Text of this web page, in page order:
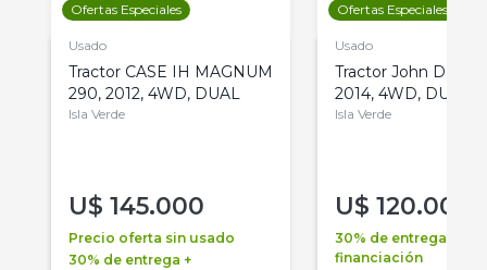
Ofertas Especiales
Usado
Tractor CASE IH MAGNUM
290, 2012, 4WD, DUAL
Isla Verde
U$ 145.000
Precio oferta sin usado
30% de entrega +
Ofertas Especiales
Usado
Tractor John Deere
2014, 4WD, DUAL
Isla Verde
U$ 120.000
30% de entrega +
financiación